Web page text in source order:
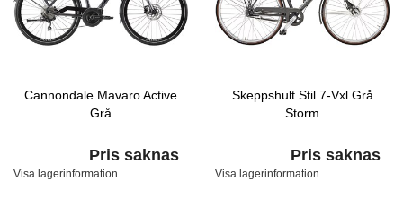
Cannondale Mavaro Active
Grå
Pris saknas
Visa lagerinformation
Skeppshult Stil 7-Vxl Grå
Storm
Pris saknas
Visa lagerinformation